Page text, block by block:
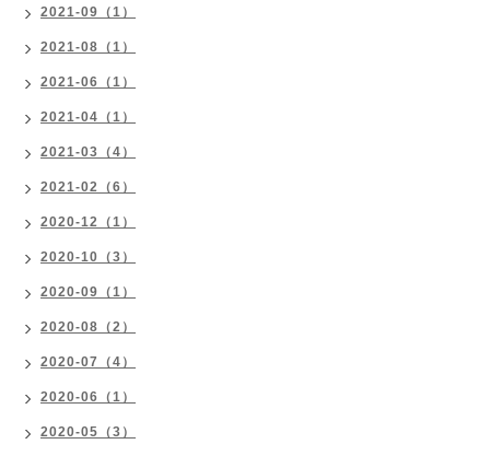
2021-09（1）
2021-08（1）
2021-06（1）
2021-04（1）
2021-03（4）
2021-02（6）
2020-12（1）
2020-10（3）
2020-09（1）
2020-08（2）
2020-07（4）
2020-06（1）
2020-05（3）